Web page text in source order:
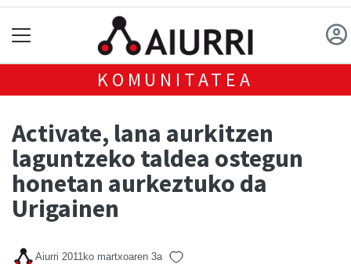
KOMUNITATEA
Activate, lana aurkitzen
laguntzeko taldea ostegun
honetan aurkeztuko da
Urigainen
Aiurri 2011ko martxoaren 3a